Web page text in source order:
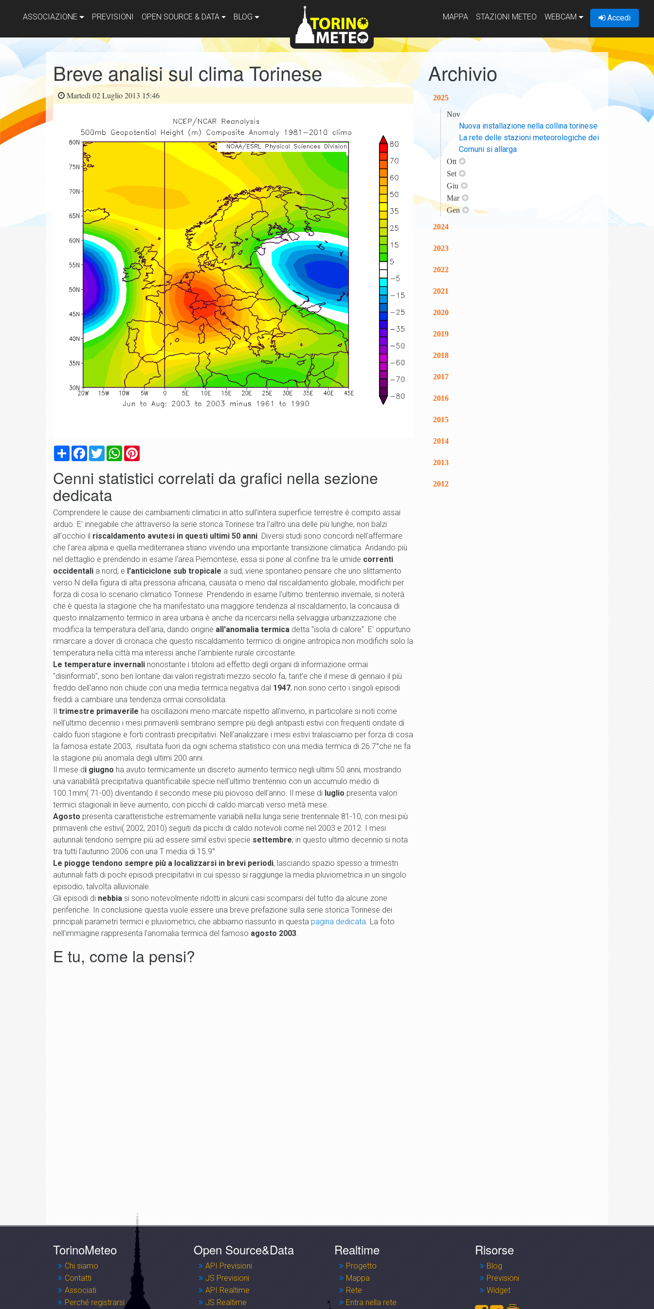
ASSOCIAZIONE PREVISIONI OPEN SOURCE & DATA BLOG MAPPA STAZIONI METEO WEBCAM Accedi
Breve analisi sul clima Torinese
Martedì 02 Luglio 2013 15:46
CondividiFacebook
TwitterWhatsApp
Cenni statistici correlati da grafici nella sezione
dedicata
Comprendere le cause dei cambiamenti climatici in atto sull'intera superficie terrestre è compito assai
arduo. E' innegabile che attraverso la serie storica Torinese tra l'altro una delle più lunghe, non balzi
all'occhio il riscaldamento avutesi in questi ultimi 50 anni. Diversi studi sono concordi nell'affermare
che l'area alpina e quella mediterranea stiano vivendo una importante transizione climatica. Andando più
nel dettaglio e prendendo in esame l'area Piemontese, essa si pone al confine tra le umide correnti
occidentali a nord, e l'anticiclone sub tropicale a sud; viene spontaneo pensare che uno slittamento
verso N della figura di alta pressoria africana, causata o meno dal riscaldamento globale, modifichi per
forza di cosa lo scenario climatico Torinese. Prendendo in esame l'ultimo trentennio invernale, si noterà
che è questa la stagione che ha manifestato una maggiore tendenza al riscaldamento; la concausa di
questo innalzamento termico in area urbana è anche da ricercarsi nella selvaggia urbanizzazione che
modifica la temperatura dell'aria, dando origine all'anomalia termica detta "isola di calore". E' oppurtuno
rimarcare a dover di cronaca che questo riscaldamento termico di origine antropica non modifichi solo la
temperatura nella città ma interessi anche l'ambiente rurale circostante.
Le temperature invernali nonostante i titoloni ad effetto degli organi di informazione ormai
"disinformati", sono ben lontane dai valori registrati mezzo secolo fa, tant'e che il mese di gennaio il più
freddo dell'anno non chiude con una media termica negativa dal 1947; non sono certo i singoli episodi
freddi a cambiare una tendenza ormai consolidata.
Il trimestre primaverile ha oscillazioni meno marcate rispetto all'inverno, in particolare si noti come
nell'ultimo decennio i mesi primaverili sembrano sempre più degli antipasti estivi con frequenti ondate di
caldo fuori stagione e forti contrasti precipitativi. Nell'analizzare i mesi estivi tralasciamo per forza di cosa
la famosa estate 2003, risultata fuori da ogni schema statistico con una media termica di 26.7°che ne fa
la stagione più anomala degli ultimi 200 anni.
Il mese di giugno ha avuto termicamente un discreto aumento termico negli ultimi 50 anni, mostrando
una variabilità precipitativa quantificabile specie nell'ultimo trentennio con un accumulo medio di
100.1mm( 71-00) diventando il secondo mese più piovoso dell'anno. Il mese di luglio presenta valori
termici stagionali in lieve aumento, con picchi di caldo marcati verso metà mese.
Agosto presenta caratteristiche estremamente variabili nella lunga serie trentennale 81-10, con mesi più
primaverili che estivi( 2002, 2010) seguiti da picchi di caldo notevoli come nel 2003 e 2012. I mesi
autunnali tendono sempre più ad essere simil estivi specie settembre; in questo ultimo decennio si nota
tra tutti l'autunno 2006 con una T media di 15.9°
Le piogge tendono sempre più a localizzarsi in brevi periodi, lasciando spazio spesso a trimestri
autunnali fatti di pochi episodi precipitativi in cui spesso si raggiunge la media pluviometrica in un singolo
episodio, talvolta alluvionale.
Gli episodi di nebbia si sono notevolmente ridotti in alcuni casi scomparsi del tutto da alcune zone
periferiche. In conclusione questa vuole essere una breve prefazione sulla serie storica Torinese dei
principali parametri termici e pluviometrici, che abbiamo riassunto in questa pagina dedicata. La foto
nell'immagine rappresenta l'anomalia termica del famoso agosto 2003.
E tu, come la pensi?
Archivio
2025
Nov
Nuova installazione nella collina torinese
La rete delle stazioni meteorologiche dei
Comuni si allarga
Ott
Set
Giu
Mar
Gen
2024
2023
2022
2021
2020
2019
2018
2017
2016
2015
2014
2013
2012
TorinoMeteo
Chi siamo
Contatti
Associati
Perché registrarsi
Open Source&Data
API Previsioni
JS Previsioni
API Realtime
JS Realtime
Realtime
Progetto
Mappa
Rete
Entra nella rete
Risorse
Blog
Previsioni
Widget